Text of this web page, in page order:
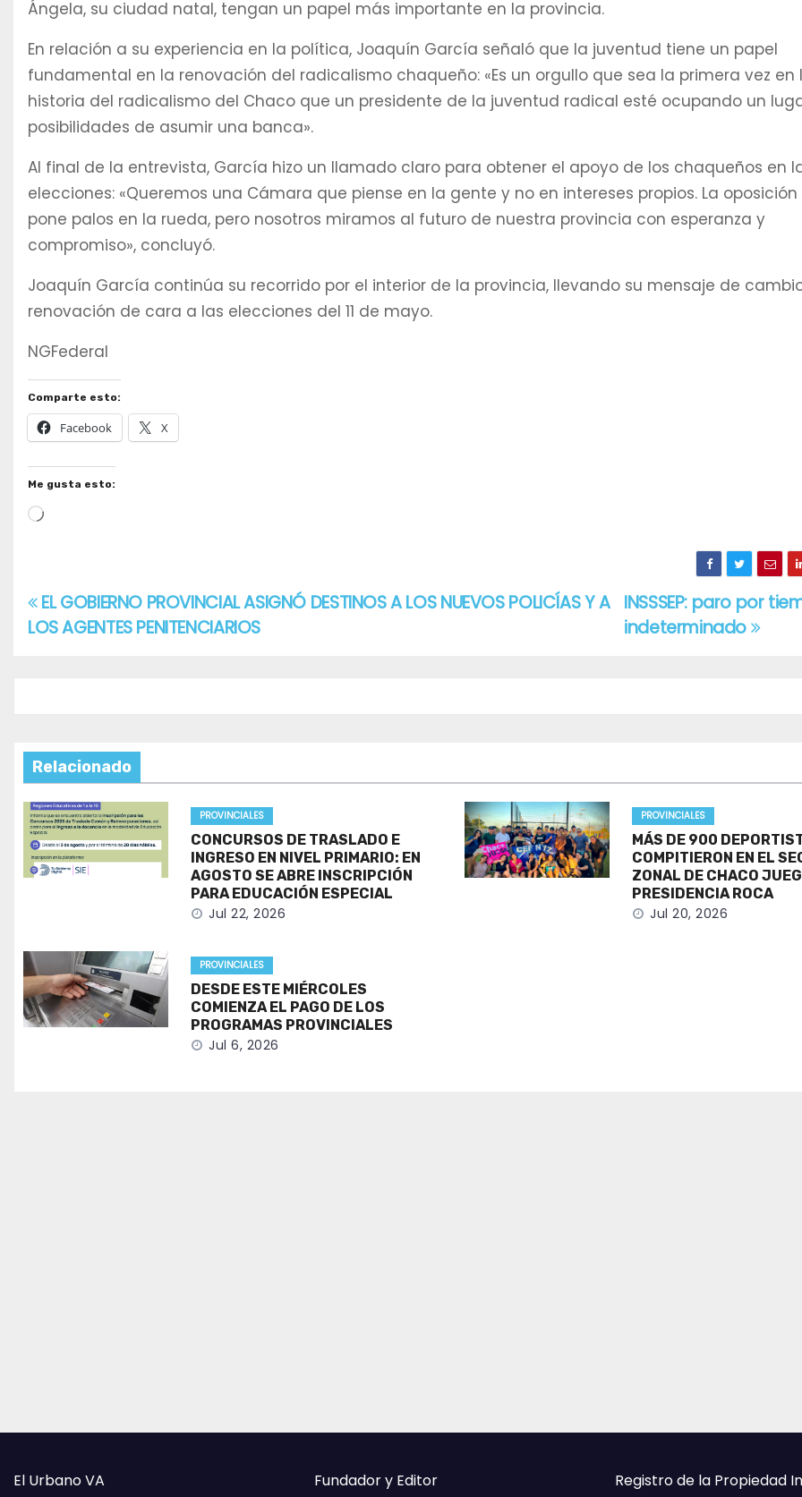
Ángela, su ciudad natal, tengan un papel más importante en la provincia.
En relación a su experiencia en la política, Joaquín García señaló que la juventud tiene un papel
fundamental en la renovación del radicalismo chaqueño: «Es un orgullo que sea la primera vez en
historia del radicalismo del Chaco que un presidente de la juventud radical esté ocupando un
posibilidades de asumir una banca».
Al final de la entrevista, García hizo un llamado claro para obtener el apoyo de los chaqueños en
elecciones: «Queremos una Cámara que piense en la gente y no en intereses propios. La oposición
pone palos en la rueda, pero nosotros miramos al futuro de nuestra provincia con esperanza y
compromiso», concluyó.
Joaquín García continúa su recorrido por el interior de la provincia, llevando su mensaje de
renovación de cara a las elecciones del 11 de mayo.
NGFederal
Comparte esto:
Facebook X
Me gusta esto:
Cargando...
Navegación
de
INSSSEP: paro por
indeterminado
EL GOBIERNO PROVINCIAL ASIGNÓ DESTINOS A LOS NUEVOS POLICÍAS Y A
LOS AGENTES PENITENCIARIOS
Relacionado
PROVINCIALES
CONCURSOS DE TRASLADO E
INGRESO EN NIVEL PRIMARIO: EN
AGOSTO SE ABRE INSCRIPCIÓN
PARA EDUCACIÓN ESPECIAL
Jul 22, 2026
PROVINCIALES
MÁS DE 900
COMPITIERON EN EL
ZONAL DE CHACO
PRESIDENCIA ROCA
Jul 20, 2026
PROVINCIALES
DESDE ESTE MIÉRCOLES
COMIENZA EL PAGO DE LOS
PROGRAMAS PROVINCIALES
Jul 6, 2026
El Urbano VA
Fundador y Editor
Registro de la Propiedad